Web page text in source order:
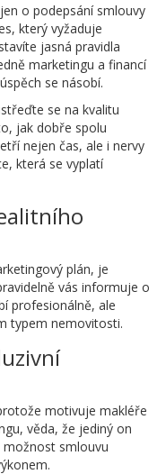
o podepsání smlouvy
který vyžaduje
jasná pravidla
marketingu a financí
se násobí.
se na kvalitu
jak dobře spolu
nejen čas, ale i nervy
která se vyplatí
plán, je
vás informuje o
profesionálně, ale
typem nemovitosti.
motivuje makléře
věda, že jediný on
možnost smlouvu